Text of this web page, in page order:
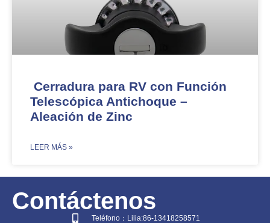
Cerradura para RV con Función
Telescópica Antichoque –
Aleación de Zinc​​
​LEER MÁS »
Contáctenos
Teléfono：Lilia:86-13418258571